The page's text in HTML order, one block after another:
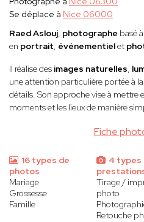
Fiche
Se déplace à Nice 06000
Raed Aslouj, photographe basé à
en portrait, événementielet
Il réalise des images naturelles,
une attention particulière portée à
détails. Son approche vise à mettre
moments et les lieux de manière
16 types de
photos
Mariage
Grossesse
Famille
4 types
Tirage /
photo
Retouche